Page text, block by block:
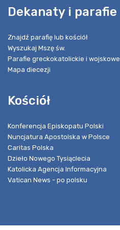
Dekanaty i parafie
Znajdź parafię lub kościół
Wyszukaj Mszę św.
Parafie greckokatolickie i wojskowe
Mapa diecezji
Kościół
Konferencja Episkopatu Polski
Nuncjatura Apostolska w Polsce
Caritas Polska
Dzieło Nowego Tysiąclecia
Katolicka Agencja Informacyjna
Vatican News - po polsku